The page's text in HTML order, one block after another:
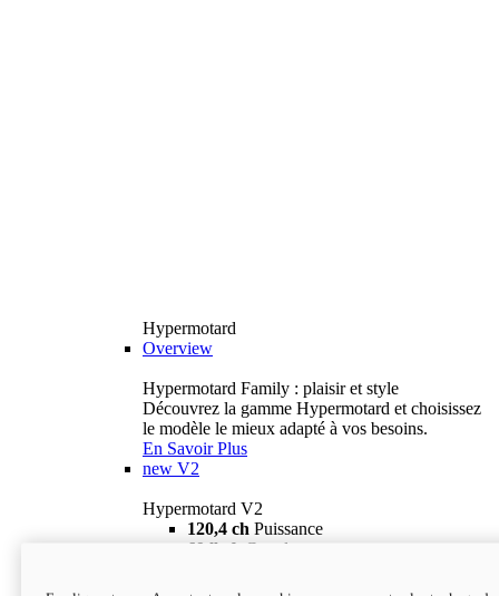
Hypermotard
Overview
Hypermotard Family : plaisir et style
Découvrez la gamme Hypermotard et choisissez
le modèle le mieux adapté à vos besoins.
En Savoir Plus
new V2
Hypermotard V2
120,4 ch Puissance
69 lb-ft
Couple
18 895 $